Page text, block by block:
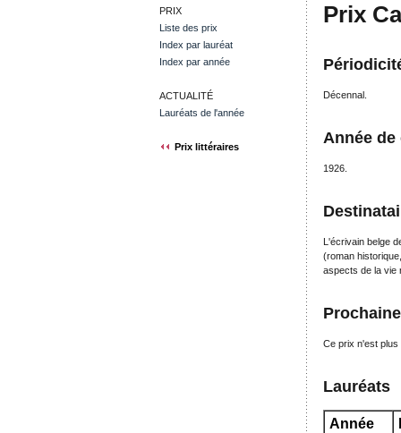
PRIX
Liste des prix
Index par lauréat
Index par année
ACTUALITÉ
Lauréats de l'année
Prix littéraires
Prix
Décennal.
Année
1926.
L'écrivain belge
(roman
aspects de la vie
Ce prix n'est plus
Lauréats
Année